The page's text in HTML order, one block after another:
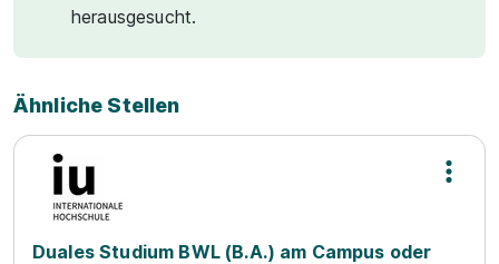
herausgesucht.
Ähnliche Stellen
Duales Studium BWL (B.A.) am Campus oder